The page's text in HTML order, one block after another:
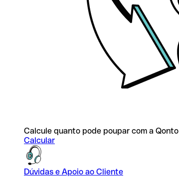
Calcule quanto pode poupar com a Qonto
Calcular
Dúvidas e Apoio ao Cliente